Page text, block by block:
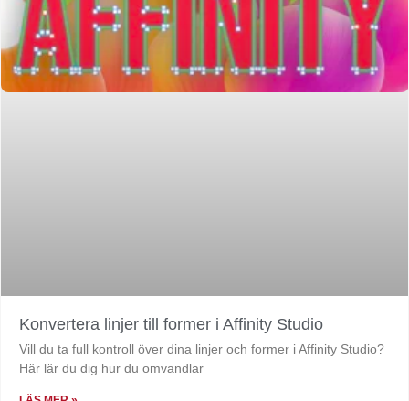
Konvertera linjer till former i Affinity Studio
Vill du ta full kontroll över dina linjer och former i Affinity Studio?
Här lär du dig hur du omvandlar